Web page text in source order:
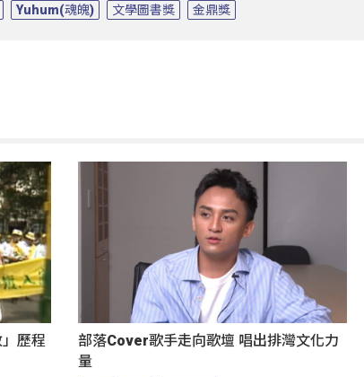
Yuhum(魂魄) 文學圖書獎 金鼎獎
歷程
部落Cover歌手走向歌壇 唱出排灣文化力
量